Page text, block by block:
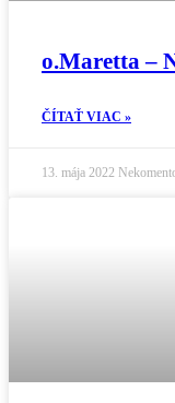
o.Maretta –
ČÍTAŤ VIAC »
13. mája 2022